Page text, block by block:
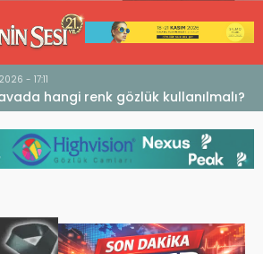
hangi renk gözlük kullanılmalı?